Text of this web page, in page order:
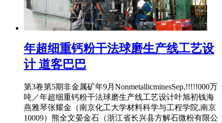
年超细重钙粉干法球磨生产线工艺设
计 道客巴巴
第3卷第5期非金属矿年9月NonmetallicminesSep,!!!!!000万
吨／年超细重钙粉干法球磨生产线工艺设计叶旭初钱海
燕雅琴张耀金（南京化工大学材料科学与工程学院,南京
10009）熊全文晏金石（浙江省长兴县方解石微粉有限公